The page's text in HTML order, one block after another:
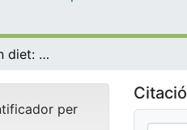
The mediterranean diet: culture and its impact on consumer habits in Barcelona restaurants
per
Citació